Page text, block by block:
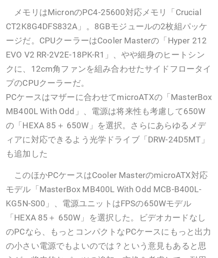
メモリはMicronのPC4-25600対応メモリ「Crucial
CT2K8G4DFS832A」。8GBモジュールの2枚組パッケ
ージだ。CPUクーラーはCooler Masterの「Hyper 212
EVO V2 RR-2V2E-18PK-R1」、やや細身のヒートシン
クに、12cm角ファンを組み合わせたサイドフロータイ
プのCPUクーラーだ。
PCケースはマザーに合わせてmicroATXの「MasterBox
MB400L With Odd」、電源は将来性も考慮して650W
の「HEXA 85＋ 650W」を選択。さらにあらゆるメデ
ィアに対応できるよう光学ドライブ「DRW-24D5MT」
も追加した
このほかPCケースはCooler MasterのmicroATX対応
モデル「MasterBox MB400L With Odd MCB-B400L-
KG5N-S00」、電源ユニットはFPSの650Wモデル
「HEXA 85＋ 650W」を選択した。ビデオカードなし
のPCなら、もっとコンパクトなPCケースにもっと出力
の小さい電源でもよいのでは？という意見もあると思